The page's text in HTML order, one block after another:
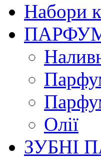
Набори
Олії
ЗУБНІ